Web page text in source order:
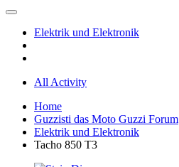
Elektrik und Elektronik
All Activity
Home
Guzzisti das Moto Guzzi Forum
Elektrik und Elektronik
Tacho 850 T3